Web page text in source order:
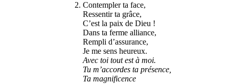
2. Contempler ta face,
Ressentir ta grâce,
C’est la paix de Dieu !
Dans ta ferme alliance,
Rempli d’assurance,
Je me sens heureux.
Avec toi tout est à moi.
Tu m’accordes ta présence,
Ta magnificence